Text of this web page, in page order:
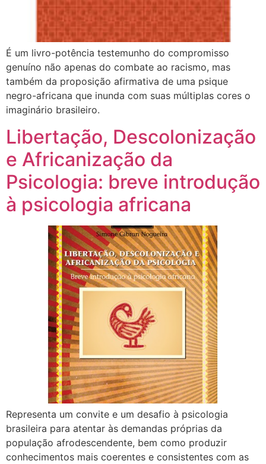
É um livro-potência testemunho do compromisso
genuíno não apenas do combate ao racismo, mas
também da proposição afirmativa de uma psique
negro-africana que inunda com suas múltiplas cores o
imaginário brasileiro.
Libertação, Descolonização
e Africanização da
Psicologia: breve introdução
à psicologia africana
Representa um convite e um desafio à psicologia
brasileira para atentar às demandas próprias da
população afrodescendente, bem como produzir
conhecimentos mais coerentes e consistentes com as